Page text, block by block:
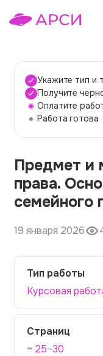
Темы работ
О сервисе
О компании
Наши гарантии
Вопросы и ответы
Контакты
Укажите тип и
Получите
Оплатите
Работа готова
Предмет и
права.
семейного
19 января 2026
Тип работы
Курсовая
Страниц
~ 25–30